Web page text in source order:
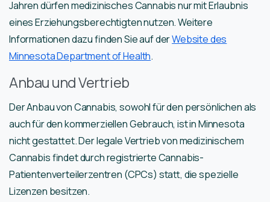
Jahren dürfen medizinisches Cannabis nur mit Erlaubnis
eines Erziehungsberechtigten nutzen. Weitere
Informationen dazu finden Sie auf derWebsite des
Minnesota Department of Health.
Anbau und Vertrieb
Der Anbau von Cannabis, sowohl für den persönlichen als
auch für den kommerziellen Gebrauch, ist in Minnesota
nicht gestattet. Der legale Vertrieb von medizinischem
Cannabis findet durch registrierte Cannabis-
Patientenverteilerzentren (CPCs) statt, die spezielle
Lizenzen besitzen.